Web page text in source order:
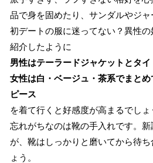
品で身を固めたり、サンダルやジャ
初デートの服に迷ってない？異性
紹介したように
男性はテーラードジャケットとタイ
女性は白・ベージュ・茶系でまと
ピース
を着て行くと好感度が高まるでしょ
忘れがちなのは靴の手入れです。
が、靴はしっかりと磨いてから待
ょう。